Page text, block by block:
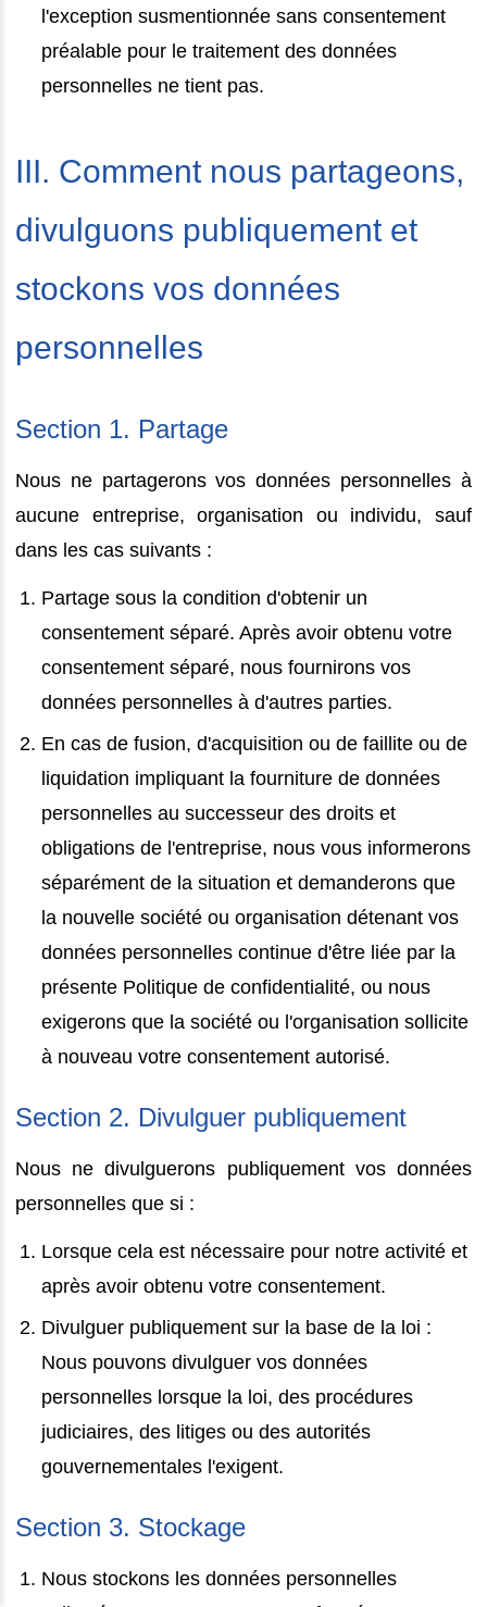
l'exception susmentionnée sans consentement
préalable pour le traitement des données
personnelles ne tient pas.
III. Comment nous partageons,
divulguons publiquement et
stockons vos données
personnelles
Section 1. Partage
Nous ne partagerons vos données personnelles à
aucune entreprise, organisation ou individu, sauf
dans les cas suivants :
Partage sous la condition d'obtenir un
consentement séparé. Après avoir obtenu votre
consentement séparé, nous fournirons vos
données personnelles à d'autres parties.
En cas de fusion, d'acquisition ou de faillite ou de
liquidation impliquant la fourniture de données
personnelles au successeur des droits et
obligations de l'entreprise, nous vous informerons
séparément de la situation et demanderons que
la nouvelle société ou organisation détenant vos
données personnelles continue d'être liée par la
présente Politique de confidentialité, ou nous
exigerons que la société ou l'organisation sollicite
à nouveau votre consentement autorisé.
Section 2. Divulguer publiquement
Nous ne divulguerons publiquement vos données
personnelles que si :
Lorsque cela est nécessaire pour notre activité et
après avoir obtenu votre consentement.
Divulguer publiquement sur la base de la loi :
Nous pouvons divulguer vos données
personnelles lorsque la loi, des procédures
judiciaires, des litiges ou des autorités
gouvernementales l'exigent.
Section 3. Stockage
Nous stockons les données personnelles